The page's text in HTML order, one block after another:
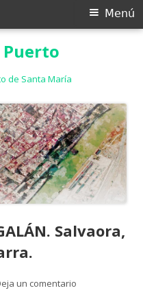
Puerto
de Santa María
Menú
Salvaora,
un comentario